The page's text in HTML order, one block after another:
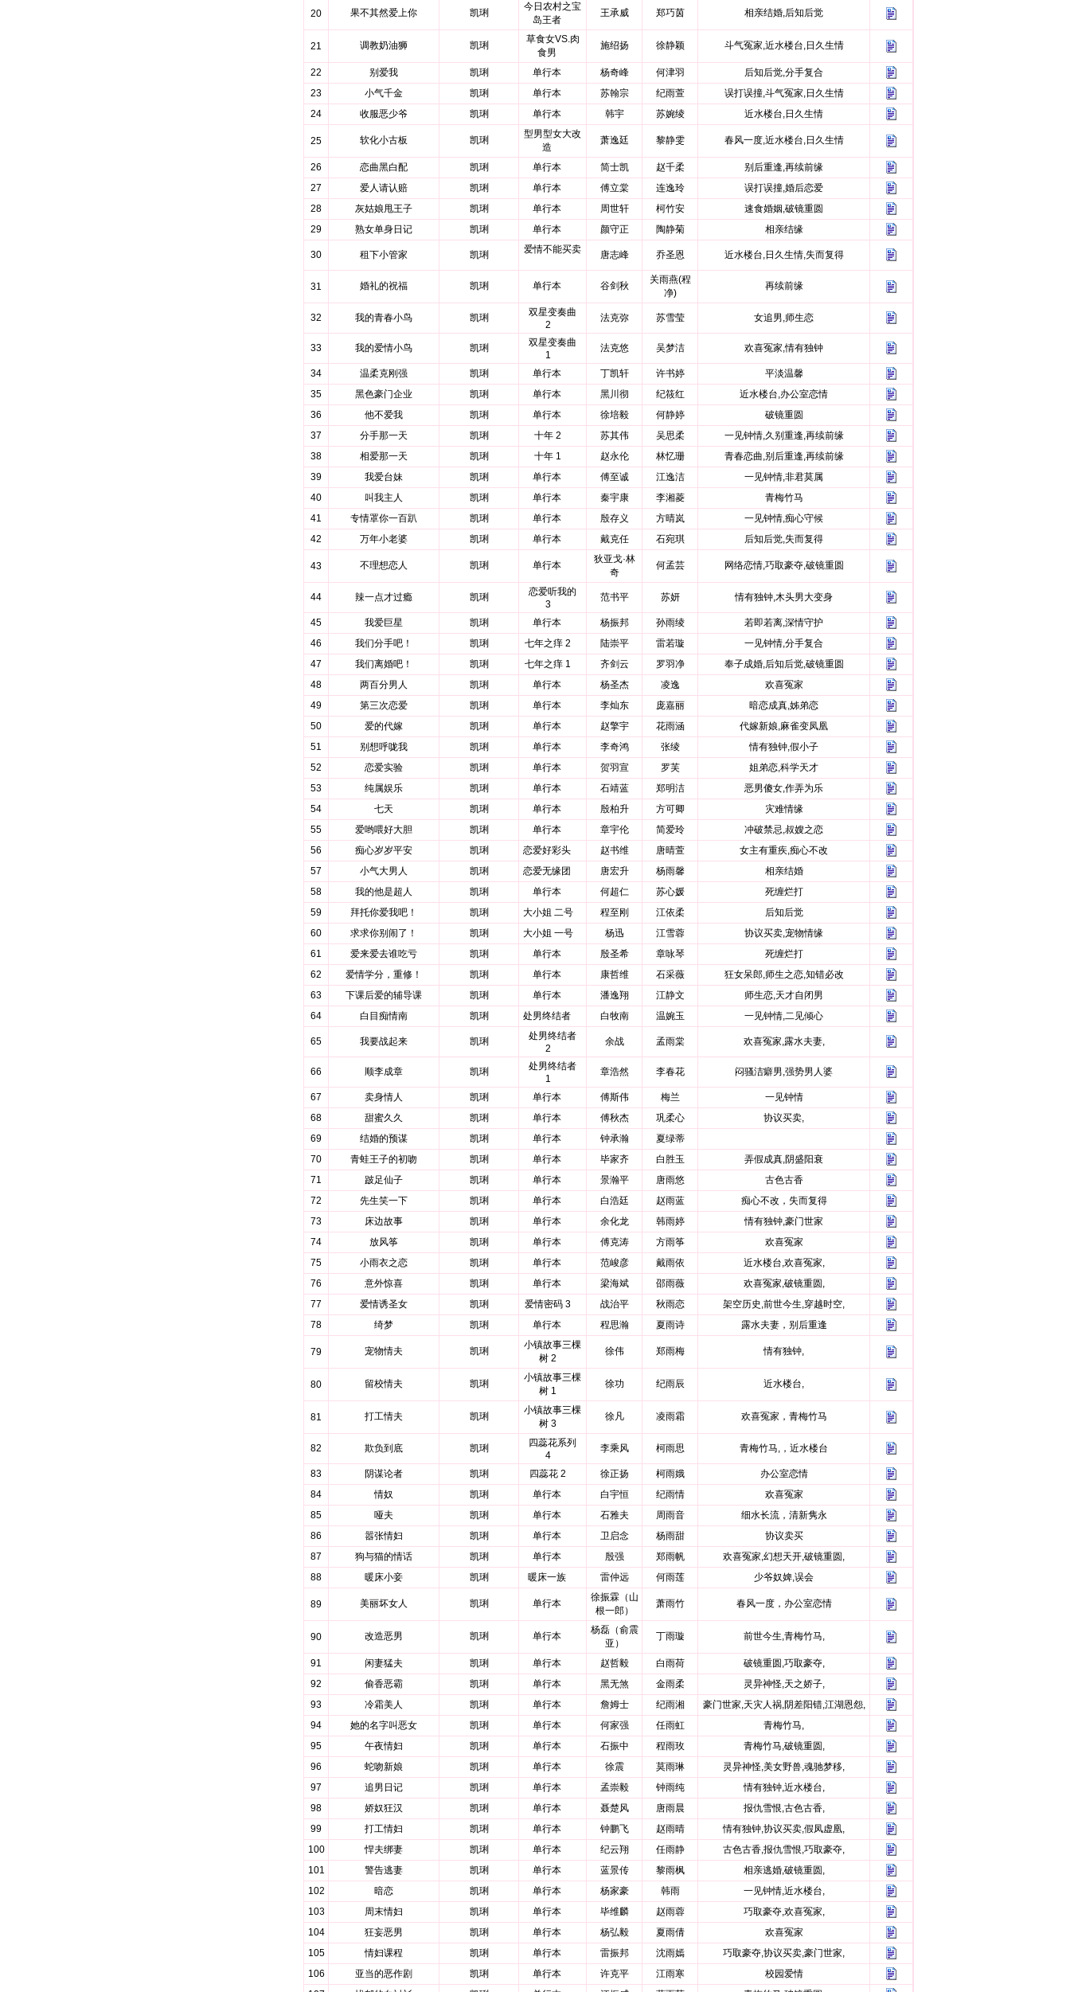
20 果不其然爱上你 凯琍
今日农村之宝
岛王者
王承威 郑巧茵 相亲结婚,后知后觉
21 调教奶油狮 凯琍
草食女VS.肉
食男
施绍扬 徐静颖 斗气冤家,近水楼台,日久生情
22 别爱我 凯琍 单行本 杨奇峰 何津羽
后知后觉,分手复合
23
小气千金 凯琍 单行本 苏翰宗 纪雨萱
误打误撞,斗气冤家,日久生情
24
收服恶少爷 凯琍 单行本 韩宇 苏婉绫 近水楼台,日久生情
25 软化小古板 凯琍
型男型女大改
造
萧逸廷 黎静雯 春风一度,近水楼台,日久生情
26 恋曲黑白配 凯琍 单行本 简士凯 赵千柔
别后重逢,再续前缘
27
爱人请认赔 凯琍 单行本 傅立棠 连逸玲
误打误撞,婚后恋爱
28
灰姑娘甩王子 凯琍 单行本 周世轩 柯竹安
速食婚姻,破镜重圆
29
熟女单身日记 凯琍 单行本 颜守正 陶静菊 相亲结缘
30 租下小管家 凯琍 爱情不能买卖 唐志峰 乔圣恩 近水楼台,日久生情,失而复得
31 婚礼的祝福 凯琍 单行本 谷剑秋
关雨燕(程
净)
再续前缘
32 我的青春小鸟 凯琍
双星变奏曲
2
法克弥 苏雪莹 女追男,师生恋
33 我的爱情小鸟 凯琍
双星变奏曲
1
法克悠 吴梦洁 欢喜冤家,情有独钟
34 温柔克刚强 凯琍 单行本 丁凯轩 许书婷
平淡温馨
35
黑色豪门企业 凯琍 单行本 黑川彻 纪筱红
近水楼台,办公室恋情
36
他不爱我 凯琍 单行本 徐培毅 何静婷
破镜重圆
37
分手那一天 凯琍 十年 2 苏其伟 吴思柔
一见钟情,久别重逢,再续前缘
38
相爱那一天 凯琍 十年 1 赵永伦 林忆珊
青春恋曲,别后重逢,再续前缘
39
我爱台妹 凯琍 单行本 傅至诚 江逸洁
一见钟情,非君莫属
40
叫我主人 凯琍 单行本 秦宇康 李湘菱
青梅竹马
41
专情罩你一百趴 凯琍 单行本 殷存义 方晴岚
一见钟情,痴心守候
42
万年小老婆 凯琍 单行本 戴克任 石宛琪 后知后觉,失而复得
43 不理想恋人 凯琍 单行本
狄亚戈·林
奇
何孟芸 网络恋情,巧取豪夺,破镜重圆
44 辣一点才过瘾 凯琍
恋爱听我的
3
范书平 苏妍 情有独钟,木头男大变身
45 我爱巨星 凯琍 单行本 杨振邦 孙雨绫
若即若离,深情守护
46
我们分手吧！ 凯琍 七年之痒 2 陆崇平 雷若璇
一见钟情,分手复合
47
我们离婚吧！ 凯琍 七年之痒 1 齐剑云 罗羽净
奉子成婚,后知后觉,破镜重圆
48
两百分男人 凯琍 单行本 杨圣杰 凌逸
欢喜冤家
49
第三次恋爱 凯琍 单行本 李灿东 庞嘉丽
暗恋成真,姊弟恋
50
爱的代嫁 凯琍 单行本 赵擎宇 花雨涵
代嫁新娘,麻雀变凤凰
51
别想呼咙我 凯琍 单行本 李奇鸿 张绫
情有独钟,假小子
52
恋爱实验 凯琍 单行本 贺羽宣 罗芙
姐弟恋,科学天才
53
纯属娱乐 凯琍 单行本 石靖蓝 郑明洁
恶男傻女,作弄为乐
54
七天 凯琍 单行本 殷柏升 方可卿
灾难情缘
55
爱哟喂好大胆 凯琍 单行本 章宇伦 简爱玲
冲破禁忌,叔嫂之恋
56
痴心岁岁平安 凯琍 恋爱好彩头 赵书维 唐晴萱
女主有重疾,痴心不改
57
小气大男人 凯琍 恋爱无缘团 唐宏升 杨雨馨
相亲结婚
58
我的他是超人 凯琍 单行本 何超仁 苏心媛
死缠烂打
59
拜托你爱我吧！ 凯琍 大小姐 二号 程至刚 江依柔
后知后觉
60
求求你别闹了！ 凯琍 大小姐 一号 杨迅 江雪蓉
协议买卖,宠物情缘
61
爱来爱去谁吃亏 凯琍 单行本 殷圣希 章咏琴
死缠烂打
62
爱情学分，重修！ 凯琍 单行本 康哲维 石采薇
狂女呆郎,师生之恋,知错必改
63
下课后爱的辅导课 凯琍 单行本 潘逸翔 江静文
师生恋,天才自闭男
64
白目痴情南 凯琍 处男终结者 白牧南 温婉玉 一见钟情,二见倾心
65 我要战起来 凯琍
处男终结者
2
余战 孟雨棠 欢喜冤家,露水夫妻,
66 顺李成章 凯琍
处男终结者
1
章浩然 李春花 闷骚洁癖男,强势男人婆
67 卖身情人 凯琍 单行本 傅斯伟 梅兰
一见钟情
68
甜蜜久久 凯琍 单行本 傅秋杰 巩柔心
协议买卖,
69
结婚的预谋 凯琍 单行本 钟承瀚
夏绿蒂
70
青蛙王子的初吻 凯琍 单行本 毕家齐 白胜玉
弄假成真,阴盛阳衰
71
跛足仙子 凯琍 单行本 景瀚平 唐雨悠
古色古香
72
先生笑一下 凯琍 单行本 白浩廷 赵雨蓝
痴心不改，失而复得
73
床边故事 凯琍 单行本 余化龙 韩雨婷
情有独钟,豪门世家
74
放风筝 凯琍 单行本 傅克涛 方雨筝
欢喜冤家
75
小雨衣之恋 凯琍 单行本 范峻彦 戴雨依
近水楼台,欢喜冤家,
76
意外惊喜 凯琍 单行本 梁海斌 邵雨薇
欢喜冤家,破镜重圆,
77
爱情诱圣女 凯琍 爱情密码 3 战治平 秋雨恋
架空历史,前世今生,穿越时空,
78
绮梦 凯琍 单行本 程思瀚 夏雨诗 露水夫妻，别后重逢
79 宠物情夫 凯琍
小镇故事三棵
树 2
徐伟 郑雨梅 情有独钟,
80 留校情夫 凯琍
小镇故事三棵
树 1
徐功 纪雨辰 近水楼台,
81 打工情夫 凯琍
小镇故事三棵
树 3
徐凡 凌雨霜 欢喜冤家，青梅竹马
82 欺负到底 凯琍
四蕊花系列
4
李乘风 柯雨思 青梅竹马,，近水楼台
83 阴谋论者 凯琍 四蕊花 2 徐正扬 柯雨娥
办公室恋情
84
情奴 凯琍 单行本 白宇恒 纪雨情
欢喜冤家
85
哑夫 凯琍 单行本 石雅夫 周雨音
细水长流，清新隽永
86
嚣张情妇 凯琍 单行本 卫启念 杨雨甜
协议卖买
87
狗与猫的情话 凯琍 单行本 殷强 郑雨帆
欢喜冤家,幻想天开,破镜重圆,
88
暖床小妾 凯琍 暖床一族 雷仲远 何雨莲 少爷奴婢,误会
89 美丽坏女人 凯琍 单行本
徐振霖（山
根一郎）
萧雨竹 春风一度，办公室恋情
90 改造恶男 凯琍 单行本
杨磊（俞震
亚）
丁雨璇 前世今生,青梅竹马,
91 闲妻猛夫 凯琍 单行本 赵哲毅 白雨荷
破镜重圆,巧取豪夺,
92
偷香恶霸 凯琍 单行本 黑无煞 金雨柔
灵异神怪,天之娇子,
93
冷霜美人 凯琍 单行本 詹姆士 纪雨湘
豪门世家,天灾人祸,阴差阳错,江湖恩怨,
94
她的名字叫恶女 凯琍 单行本 何家强 任雨虹
青梅竹马,
95
午夜情妇 凯琍 单行本 石振中 程雨玫
青梅竹马,破镜重圆,
96
蛇吻新娘 凯琍 单行本 徐震 莫雨琳
灵异神怪,美女野兽,魂驰梦移,
97
追男日记 凯琍 单行本 孟崇毅 钟雨纯
情有独钟,近水楼台,
98
娇奴狂汉 凯琍 单行本 聂楚风 唐雨晨
报仇雪恨,古色古香,
99
打工情妇 凯琍 单行本 钟鹏飞 赵雨晴
情有独钟,协议买卖,假凤虚凰,
100
悍夫绑妻 凯琍 单行本 纪云翔 任雨静
古色古香,报仇雪恨,巧取豪夺,
101
警告逃妻 凯琍 单行本 蓝景传 黎雨枫
相亲逃婚,破镜重圆,
102
暗恋 凯琍 单行本 杨家豪 韩雨
一见钟情,近水楼台,
103
周末情妇 凯琍 单行本 毕维麟 赵雨蓉
巧取豪夺,欢喜冤家,
104
狂妄恶男 凯琍 单行本 杨弘毅 夏雨倩
欢喜冤家
105
情妇课程 凯琍 单行本 雷振邦 沈雨嫣
巧取豪夺,协议买卖,豪门世家,
106
亚当的恶作剧 凯琍 单行本 许克平 江雨寒
校园爱情